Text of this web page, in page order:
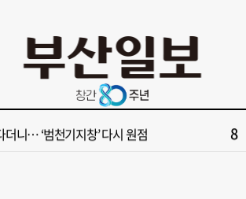
운세] 8월 5일(음 6월 23일)
처한 한동훈…'구포데이'로 북구 알리기 총력
니… ‘범천기지창’ 다시 원점 8